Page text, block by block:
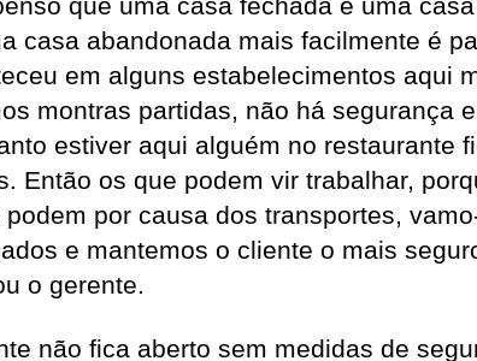
casa abandonada mais facilmente é
em alguns estabelecimentos aqui
montras partidas, não há segurança
estiver aqui alguém no restaurante
Então os que podem vir trabalhar,
por causa dos transportes,
e mantemos o cliente o mais
o gerente.
não fica aberto sem medidas de